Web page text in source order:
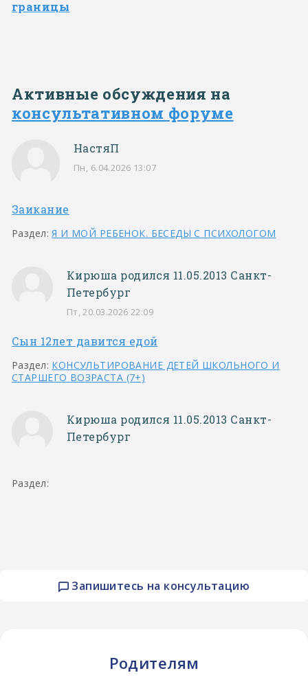
Запишитесь на консультацию
Родителям
границы
Активные обсуждения на
консультативном форуме
НастяП
Пн, 6.04.2026 13:07
Заикание
Раздел:Я И МОЙ РЕБЕНОК. БЕСЕДЫ С ПСИХОЛОГОМ
Кирюша родился 11.05.2013 Санкт-
Петербург
Пт, 20.03.2026 22:09
Сын 12лет давится едой
Раздел: КОНСУЛЬТИРОВАНИЕ ДЕТЕЙ ШКОЛЬНОГО И
СТАРШЕГО ВОЗРАСТА (7+)
Кирюша родился 11.05.2013 Санкт-
Петербург
Раздел: